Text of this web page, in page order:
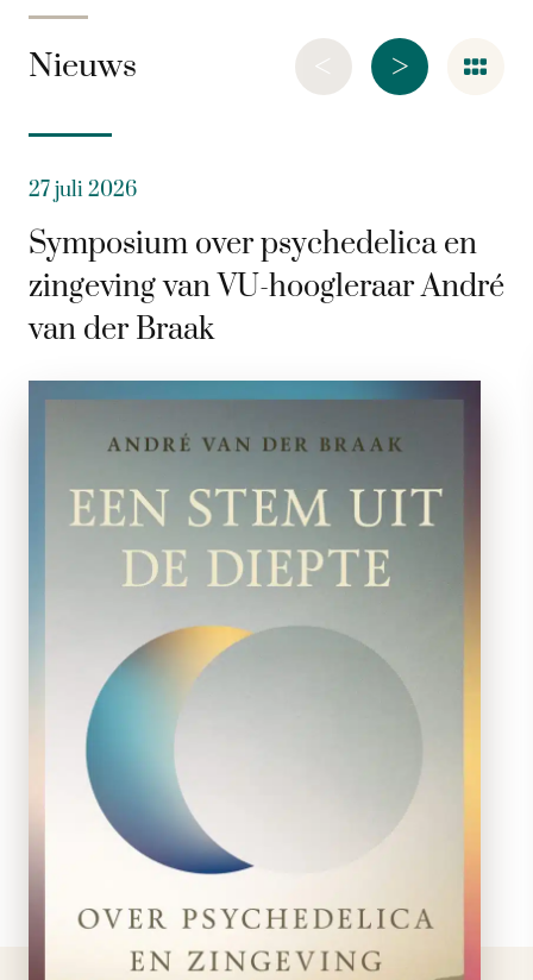
Nieuws >
<
27 juli 2026
Symposium over psychedelica en
zingeving van VU-hoogleraar André
van der Braak